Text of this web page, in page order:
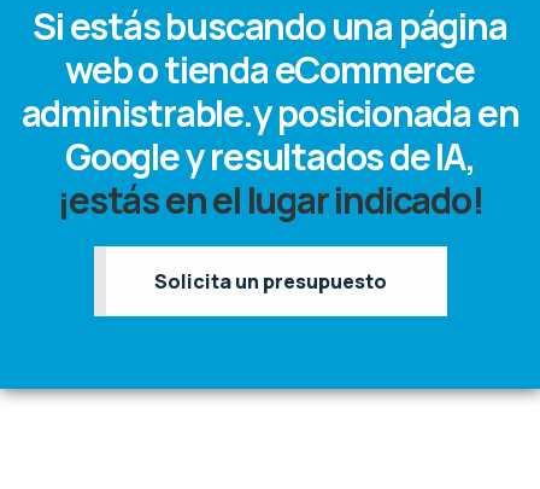
Si estás buscando una página
web o tienda eCommerce
administrable.y posicionada en
Google y resultados de IA,
¡estás en el lugar indicado!
Solicita un presupuesto